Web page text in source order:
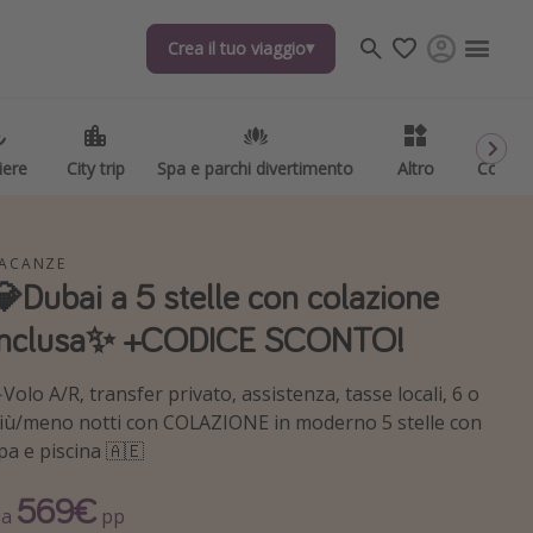
Crea il tuo viaggio
City trip Spa e parchi divertimento Altro Codici
Crea il tuo viaggio
City trip Spa e parchi divertimento Altro Codici
a 5 stelle con colazione
+CODICE SCONTO!
A/R, transfer privato, assistenza, tasse locali, 6 o
meno notti con COLAZIONE in moderno 5 stelle con
e piscina 🇦🇪
569€ pp